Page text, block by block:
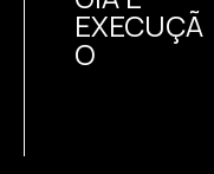
EXECUÇÃ
O